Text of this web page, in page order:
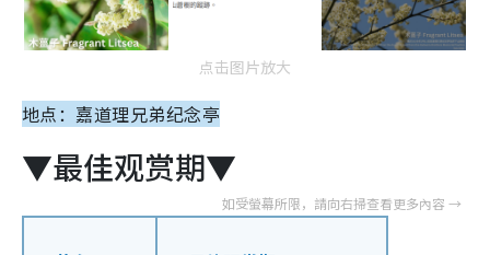
点击图片放大
地点：嘉道理兄弟纪念亭
▼最佳观赏期▼